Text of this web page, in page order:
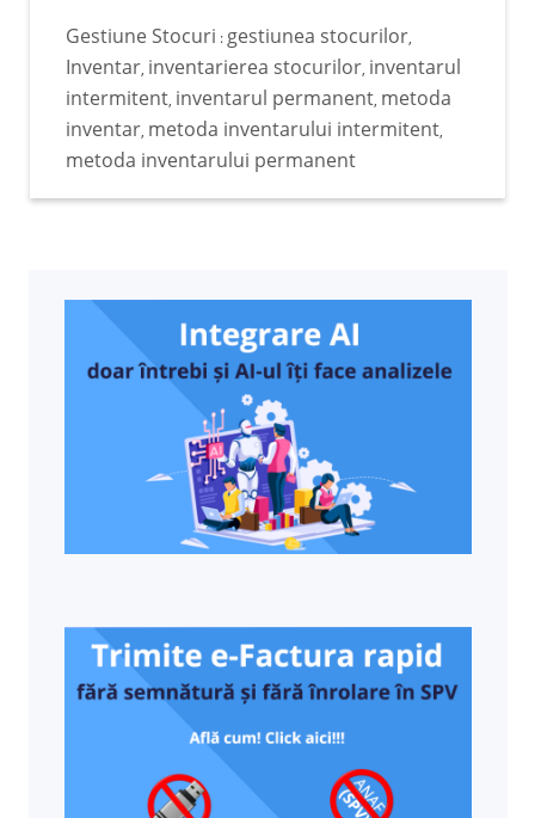
Gestiune Stocuri : gestiunea stocurilor,
Inventar, inventarierea stocurilor, inventarul
intermitent, inventarul permanent, metoda
inventar, metoda inventarului intermitent,
metoda inventarului permanent